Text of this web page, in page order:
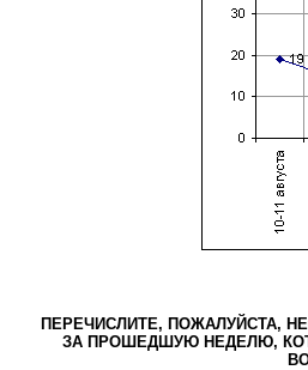
ПЕРЕЧИСЛИТЕ, ПОЖАЛУЙСТА,
ЗА ПРОШЕДШУЮ НЕДЕЛЮ,